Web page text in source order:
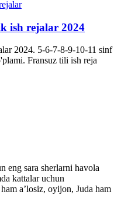
ish rejalar 2024
2024. 5-6-7-8-9-10-11 sinf
Fransuz tili ish reja
eng sara sherlarni havola
kattalar uchun
a’losiz, oyijon, Juda ham